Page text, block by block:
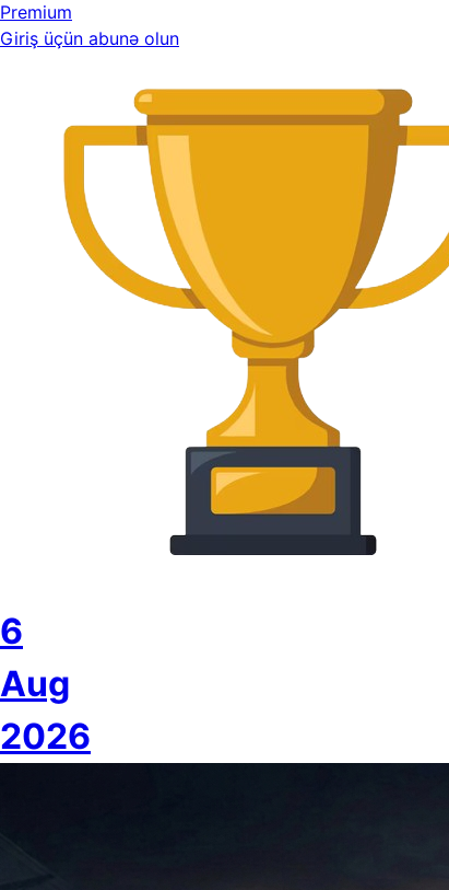
Premium
Giriş üçün abunə olun
6
Aug
2026